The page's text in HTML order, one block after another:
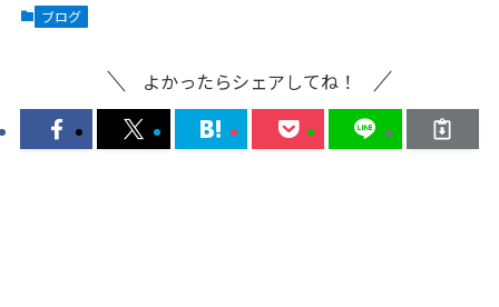
ブログ
よかったらシェアしてね！